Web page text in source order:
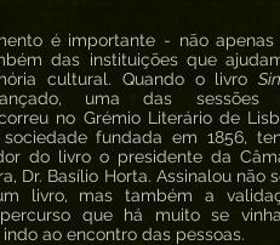
é importante - não apenas
das instituições que
cultural. Quando o livro
uma das sessões
no Grémio Literário de
fundada em 1856,
do livro o presidente da
Dr. Basílio Horta. Assinalou não
livro, mas também a
que há muito se
ao encontro das pessoas.